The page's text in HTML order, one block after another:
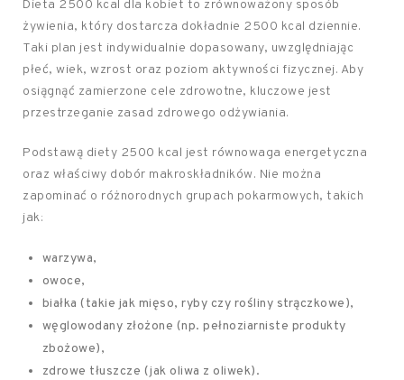
Dieta 2500 kcal dla kobiet to zrównoważony sposób
żywienia, który dostarcza dokładnie 2500 kcal dziennie.
Taki plan jest indywidualnie dopasowany, uwzględniając
płeć, wiek, wzrost oraz poziom aktywności fizycznej. Aby
osiągnąć zamierzone cele zdrowotne, kluczowe jest
przestrzeganie zasad zdrowego odżywiania.
Podstawą diety 2500 kcal jest równowaga energetyczna
oraz właściwy dobór makroskładników. Nie można
zapominać o różnorodnych grupach pokarmowych, takich
jak:
warzywa,
owoce,
białka (takie jak mięso, ryby czy rośliny strączkowe),
węglowodany złożone (np. pełnoziarniste produkty
zbożowe),
zdrowe tłuszcze (jak oliwa z oliwek).